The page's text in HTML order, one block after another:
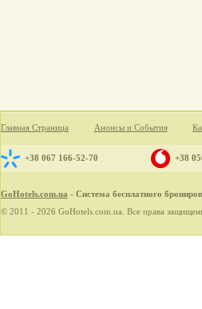
Главная Страница Анонсы и События
+38 067 166-52-70 +38
GoHotels.com.ua - Система бесплатного
© 2011 - 2026 GoHotels.com.ua. Все права